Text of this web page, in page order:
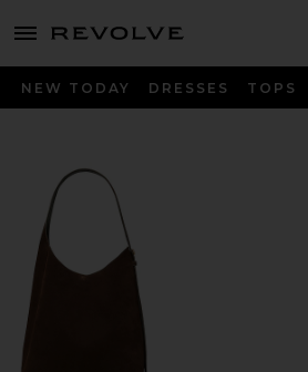
menu - shows more content
NEW TODAY DRESSES TOPS